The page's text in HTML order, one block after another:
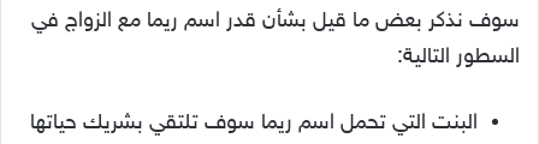
سوف نذكر بعض ما قيل بشأن قدر اسم ريما مع الزواج في
السطور التالية:
البنت التي تحمل اسم ريما سوف تلتقي بشريك حياتها